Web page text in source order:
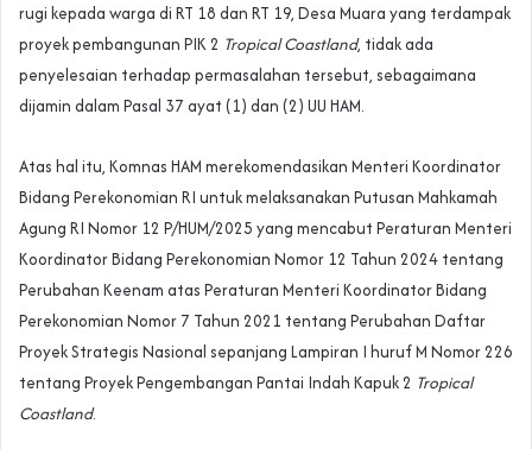
rugi kepada warga di RT 18 dan RT 19, Desa Muara yang terdampak
proyek pembangunan PIK 2 Tropical Coastland, tidak ada
penyelesaian terhadap permasalahan tersebut, sebagaimana
dijamin dalam Pasal 37 ayat (1) dan (2) UU HAM.
Atas hal itu, Komnas HAM merekomendasikan Menteri Koordinator
Bidang Perekonomian RI untuk melaksanakan Putusan Mahkamah
Agung RI Nomor 12 P/HUM/2025 yang mencabut Peraturan Menteri
Koordinator Bidang Perekonomian Nomor 12 Tahun 2024 tentang
Perubahan Keenam atas Peraturan Menteri Koordinator Bidang
Perekonomian Nomor 7 Tahun 2021 tentang Perubahan Daftar
Proyek Strategis Nasional sepanjang Lampiran I huruf M Nomor 226
tentang Proyek Pengembangan Pantai Indah Kapuk 2 Tropical
Coastland.